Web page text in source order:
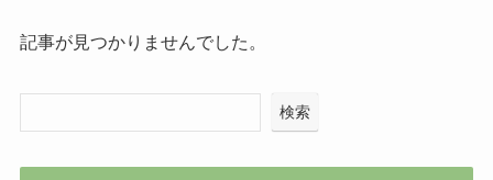
記事が見つかりませんでした。
検索